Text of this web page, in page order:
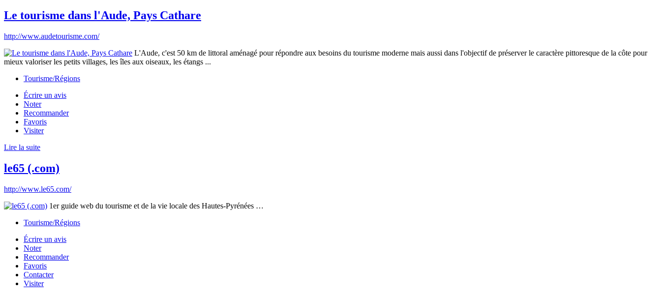
Le tourisme dans l'Aude, Pays Cathare
http://www.audetourisme.com/
L'Aude, c'est 50 km de littoral aménagé pour répondre aux besoins du tourisme moderne mais aussi dans l'objectif de préserver le caractère pittoresque de la côte pour
mieux valoriser les petits villages, les îles aux oiseaux, les étangs ...
Tourisme/Régions
Écrire un avis
Noter
Recommander
Favoris
Visiter
Lire la suite
le65 (.com)
http://www.le65.com/
1er guide web du tourisme et de la vie locale des Hautes-Pyrénées …
Tourisme/Régions
Écrire un avis
Noter
Recommander
Favoris
Contacter
Visiter